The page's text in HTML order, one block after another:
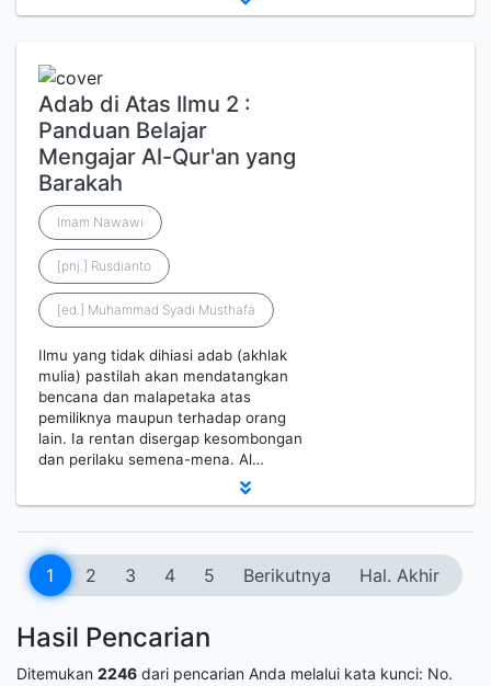
Adab di Atas Ilmu 2 :
Panduan Belajar
Mengajar Al-Qur'an yang
Barakah
Imam Nawawi
[pnj.] Rusdianto
[ed.] Muhammad Syadi Musthafa
Ilmu yang tidak dihiasi adab (akhlak
mulia) pastilah akan mendatangkan
bencana dan malapetaka atas
pemiliknya maupun terhadap orang
lain. Ia rentan disergap kesombongan
dan perilaku semena-mena. Al…
1 2 3 4 5 Berikutnya Hal. Akhir
Hasil Pencarian
Ditemukan 2246 dari pencarian Anda melalui kata kunci: No.